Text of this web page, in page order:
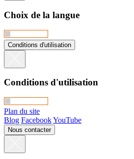
Choix de la langue
Conditions d'utilisation
Conditions d'utilisation
Plan du site
Blog FacebookYouTube
Nous contacter